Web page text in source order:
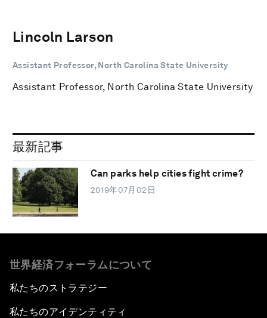
Lincoln Larson
Assistant Professor, North Carolina State University
Assistant Professor, North Carolina State University
最新記事
Can parks help cities fight crime?
2019年07月02日
世界経済フォーラムについて
私たちのストラテジー
私たちのアイデンティティ